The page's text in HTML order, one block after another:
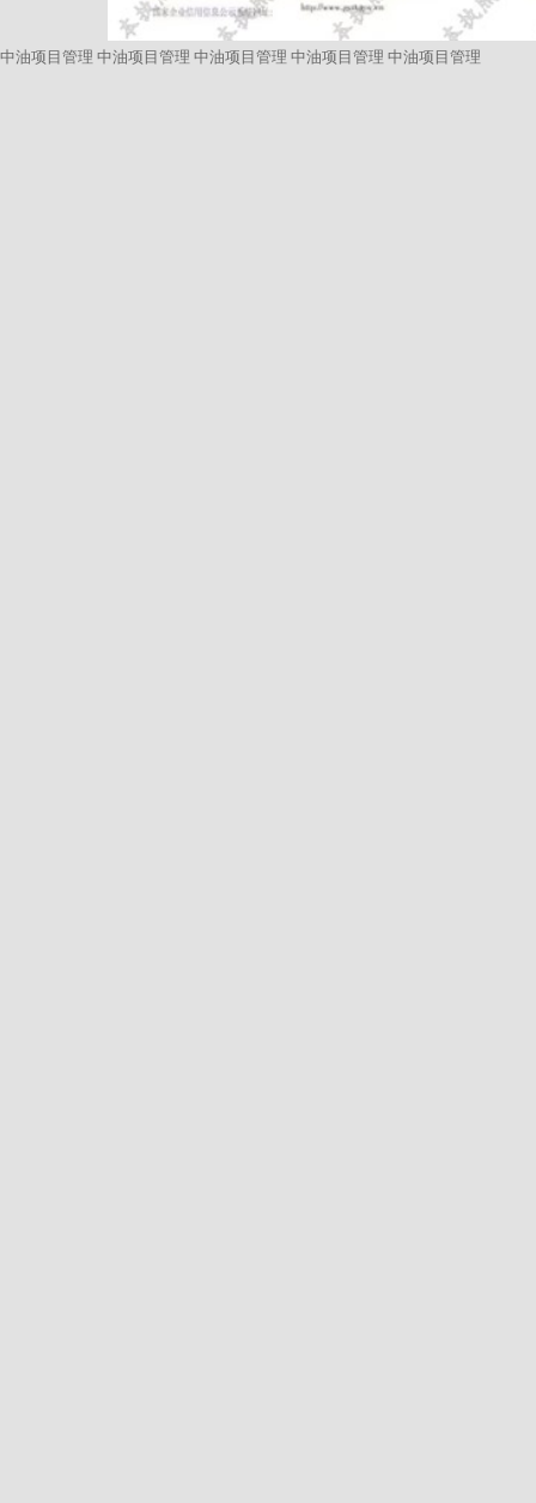
中油项目管理 中油项目管理 中油项目管理 中油项目管理 中油项目管理